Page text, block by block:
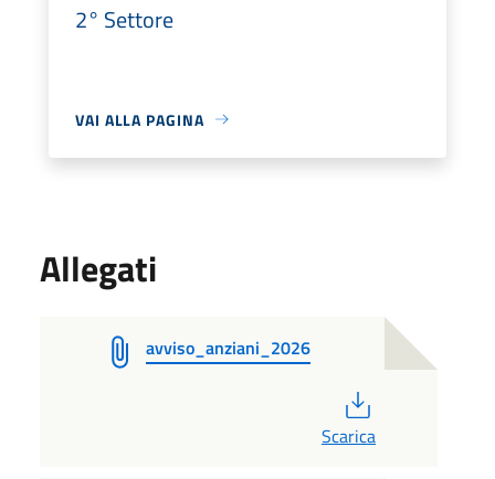
2° Settore
VAI ALLA PAGINA
Allegati
avviso_anziani_2026
Scarica